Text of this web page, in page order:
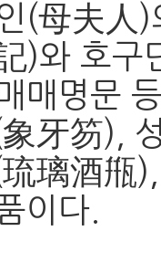
(母夫人
)와 호구
매명문
牙笏),
琉璃酒甁
이다.